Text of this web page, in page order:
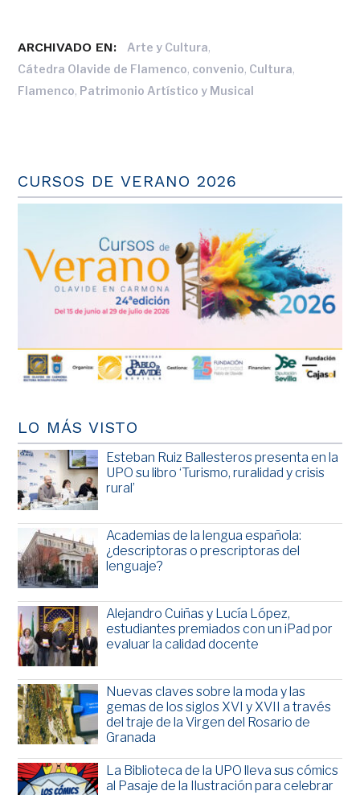
ARCHIVADO EN: Arte y Cultura,
Cátedra Olavide de Flamenco, convenio, Cultura,
Flamenco, Patrimonio Artístico y Musical
CURSOS DE VERANO 2026
LO MÁS VISTO
Esteban Ruiz Ballesteros presenta en la
UPO su libro ‘Turismo, ruralidad y crisis
rural’
Academias de la lengua española:
¿descriptoras o prescriptoras del
lenguaje?
Alejandro Cuiñas y Lucía López,
estudiantes premiados con un iPad por
evaluar la calidad docente
Nuevas claves sobre la moda y las
gemas de los siglos XVI y XVII a través
del traje de la Virgen del Rosario de
Granada
La Biblioteca de la UPO lleva sus cómics
al Pasaje de la Ilustración para celebrar